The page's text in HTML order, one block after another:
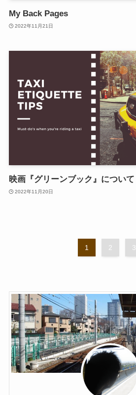
My Back Pages
2022年11月21日
映画『グリーンブック』について
2022年11月20日
1 2 3